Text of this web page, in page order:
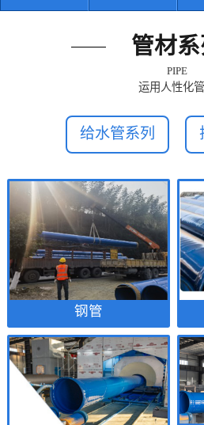
管材系
PIPE
运用人性化
给水管系列
钢管